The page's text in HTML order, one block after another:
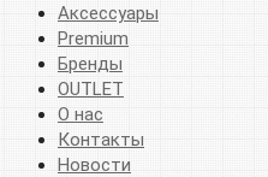
Аксессуары
Premium
Бренды
OUTLET
О нас
Контакты
Новости